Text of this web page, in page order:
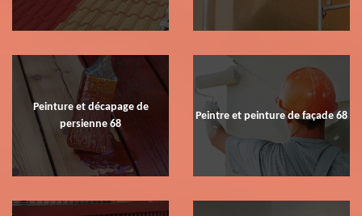
Peinture et décapage de
persienne 68
Peintre et peinture de façade 68